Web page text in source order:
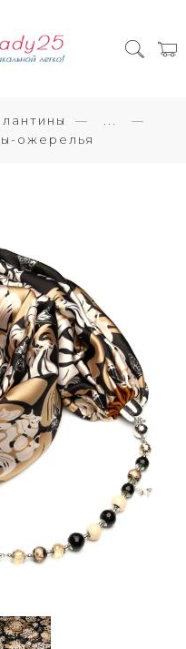
ожерелья